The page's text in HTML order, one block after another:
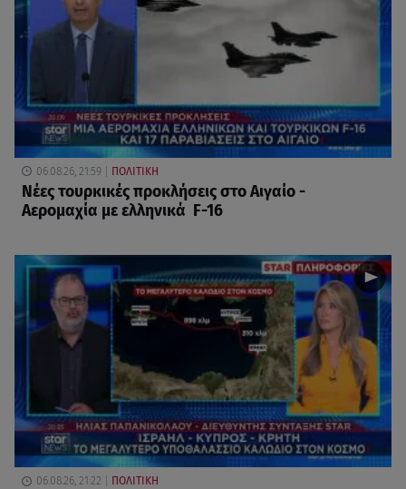
06.08.26, 21:59 ΠΟΛΙΤΙΚΗ
Νέες τουρκικές προκλήσεις στο Αιγαίο -
Αερομαχία με ελληνικά F-16
06.08.26, 21:22 ΠΟΛΙΤΙΚΗ